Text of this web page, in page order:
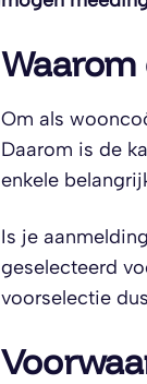
Om als
Daarom is de
enkele
Is je
geselecteerd
voorselectie